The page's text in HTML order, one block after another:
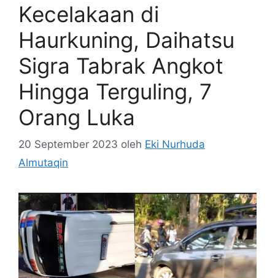
Kecelakaan di
Haurkuning, Daihatsu
Sigra Tabrak Angkot
Hingga Terguling, 7
Orang Luka
20 September 2023 oleh Eki Nurhuda
Almutaqin